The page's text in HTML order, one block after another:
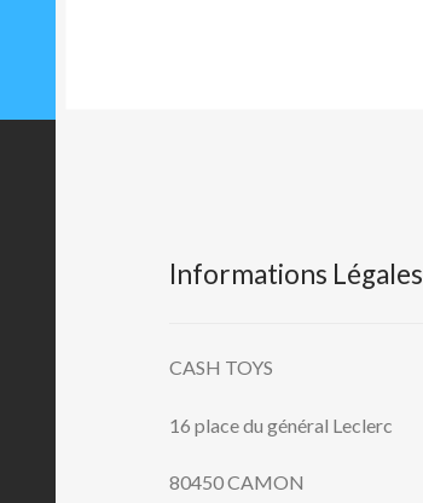
Informations Légales
CASH TOYS
16 place du général Leclerc
80450 CAMON